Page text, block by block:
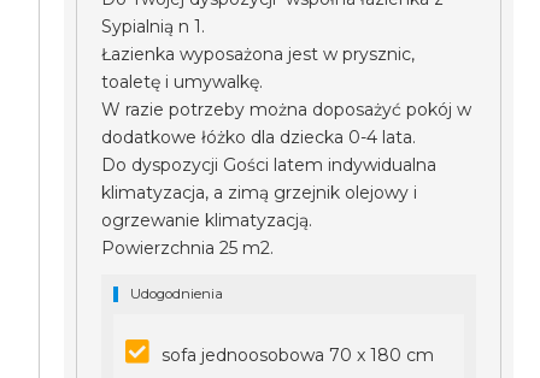
Sypialnią n 1.
Łazienka wyposażona jest w prysznic,
toaletę i umywalkę.
W razie potrzeby można doposażyć pokój w
dodatkowe łóżko dla dziecka 0-4 lata.
Do dyspozycji Gości latem indywidualna
klimatyzacja, a zimą grzejnik olejowy i
ogrzewanie klimatyzacją.
Powierzchnia 25 m2.
Udogodnienia
sofa jednoosobowa 70 x 180 cm